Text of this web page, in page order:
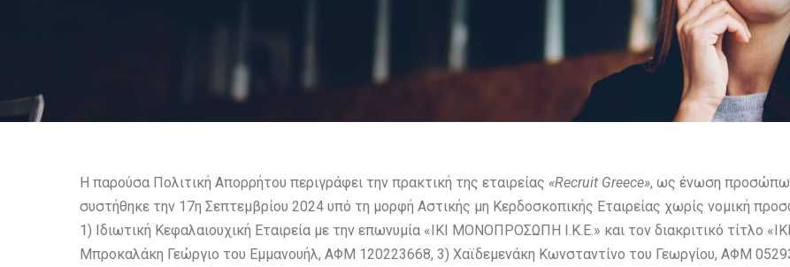
Η παρούσα Πολιτική Απορρήτου περιγράφει την πρακτική της εταιρείας «Recruit Greece», ως ένωση προσώπων
συστήθηκε την 17η Σεπτεμβρίου 2024 υπό τη μορφή Αστικής μη Κερδοσκοπικής Εταιρείας χωρίς νομική
1) Ιδιωτική Κεφαλαιουχική Εταιρεία με την επωνυμία «ΙΚΙ ΜΟΝΟΠΡΟΣΩΠΗ Ι.Κ.Ε.» και τον διακριτικό τίτλο
Μπροκαλάκη Γεώργιο του Εμμανουήλ, ΑΦΜ 120223668, 3) Χαϊδεμενάκη Κωνσταντίνο του Γεωργίου, ΑΦΜ